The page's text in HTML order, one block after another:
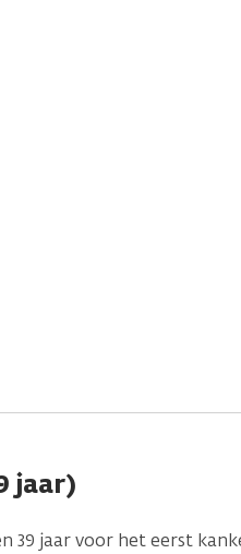
jaar)
39 jaar voor het eerst